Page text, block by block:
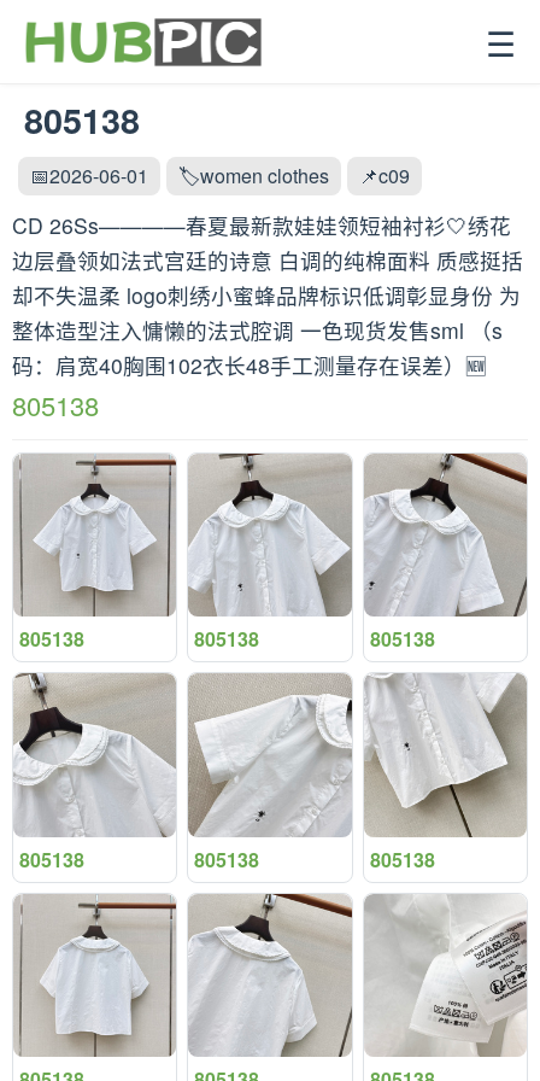
☰
805138
📅2026-06-01 🏷️women clothes 📌c09
CD 26Ss————春夏最新款娃娃领短袖衬衫🤍绣花
边层叠领如法式宫廷的诗意 白调的纯棉面料 质感挺括
却不失温柔 logo刺绣小蜜蜂品牌标识低调彰显身份 为
整体造型注入慵懒的法式腔调 一色现货发售sml （s
码：肩宽40胸围102衣长48手工测量存在误差）🆕
805138
805138 805138 805138
805138 805138 805138